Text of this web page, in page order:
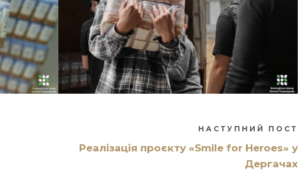
НАСТУПНИЙ ПОСТ
Реалізація проєкту «Smile for Heroes» у
Дергачах